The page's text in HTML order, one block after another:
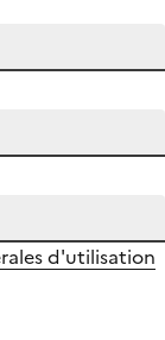
d'utilisation